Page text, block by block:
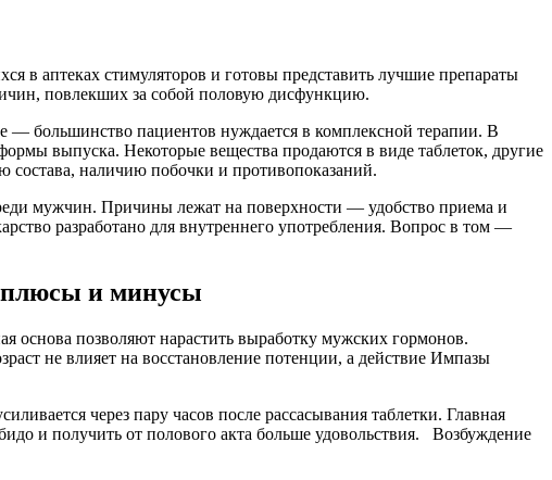
в аптеках стимуляторов и готовы представить лучшие препараты
повлекших за собой половую дисфункцию.
— большинство пациентов нуждается в комплексной терапии. В
выпуска. Некоторые вещества продаются в виде таблеток, другие
состава, наличию побочки и противопоказаний.
мужчин. Причины лежат на поверхности — удобство приема и
разработано для внутреннего употребления. Вопрос в том —
плюсы и минусы
основа позволяют нарастить выработку мужских гормонов.
не влияет на восстановление потенции, а действие Импазы
через пару часов после рассасывания таблетки. Главная
и получить от полового акта больше удовольствия. Возбуждение